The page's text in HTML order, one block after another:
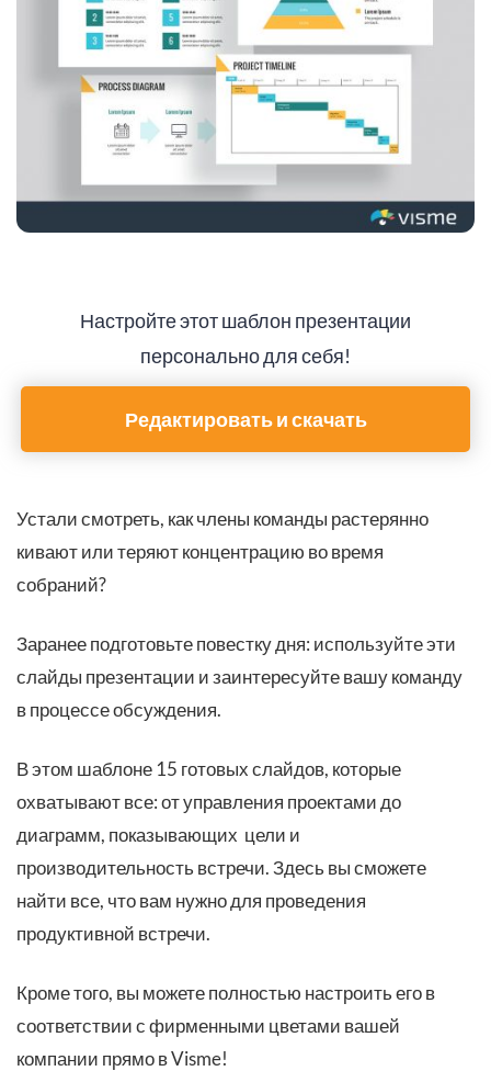
Настройте этот шаблон презентации
персонально для себя!
Редактировать и скачать
Устали смотреть, как члены команды растерянно
кивают или теряют концентрацию во время
собраний?
Заранее подготовьте повестку дня: используйте эти
слайды презентации и заинтересуйте вашу команду
в процессе обсуждения.
В этом шаблоне 15 готовых слайдов, которые
охватывают все: от управления проектами до
диаграмм, показывающих цели и
производительность встречи. Здесь вы сможете
найти все, что вам нужно для проведения
продуктивной встречи.
Кроме того, вы можете полностью настроить его в
соответствии с фирменными цветами вашей
компании прямо в Visme!